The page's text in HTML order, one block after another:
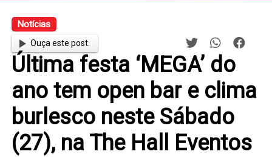
Notícias
Ouça este post.
Última festa ‘MEGA’ do
ano tem open bar e clima
burlesco neste Sábado
(27), na The Hall Eventos